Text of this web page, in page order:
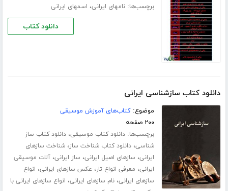
برچسب‌ها:نامهای ایرانی، اسمهای ایرانی
دانلود کتاب
دانلود کتاب سازشناسی ایرانی
موضوع:کتاب‌های آموزش موسیقی
۲۰۰ صفحه
برچسب‌ها:دانلود کتاب موسیقی،دانلود کتاب ساز
شناسی،دانلود کتاب شناخت ساز،شناخت سازهای
ایرانی، سازهای اصیل ایرانی، ساز ایرانی،آلات موسیقی
ایرانی، معرفی انواع تار، عکس سازهای ایرانی، انواع
سازهای ایرانی،نام سازهای ایرانی، انواع سازهای ایرانی با